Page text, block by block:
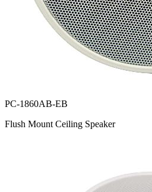
PC-1860AB-EB
Flush Mount Ceiling Speaker